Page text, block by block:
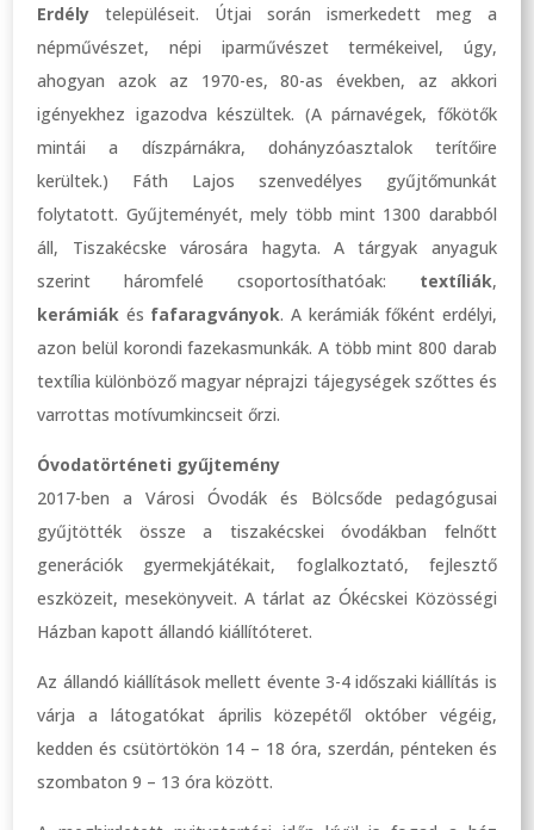
Erdélytelepüléseit. Útjai során ismerkedett meg a
népművészet, népi iparművészet termékeivel, úgy,
ahogyan azok az 1970-es, 80-as években, az akkori
igényekhez igazodva készültek. (A párnavégek, főkötők
mintái a díszpárnákra, dohányzóasztalok terítőire
kerültek.) Fáth Lajos szenvedélyes gyűjtőmunkát
folytatott. Gyűjteményét, mely több mint 1300 darabból
áll, Tiszakécske városára hagyta. A tárgyak anyaguk
szerint háromfelé csoportosíthatóak: textíliák,
kerámiák és fafaragványok. A kerámiák főként erdélyi,
azon belül korondi fazekasmunkák. A több mint 800 darab
textília különböző magyar néprajzi tájegységek szőttes és
varrottas motívumkincseit őrzi.
Óvodatörténeti gyűjtemény
2017-ben a Városi Óvodák és Bölcsőde pedagógusai
gyűjtötték össze a tiszakécskei óvodákban felnőtt
generációk gyermekjátékait, foglalkoztató, fejlesztő
eszközeit, mesekönyveit. A tárlat az Ókécskei Közösségi
Házban kapott állandó kiállítóteret.
Az állandó kiállítások mellett évente 3-4 időszaki kiállítás is
várja a látogatókat április közepétől október végéig,
kedden és csütörtökön 14 – 18 óra, szerdán, pénteken és
szombaton 9 – 13 óra között.